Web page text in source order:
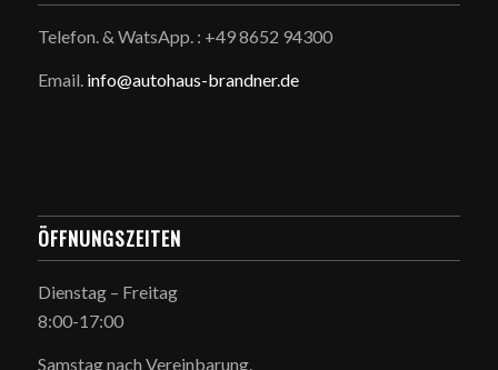
Telefon. & WatsApp. : +49 8652 94300
Email. info@autohaus-brandner.de
ÖFFNUNGSZEITEN
Dienstag – Freitag
8:00-17:00
Samstag nach Vereinbarung.